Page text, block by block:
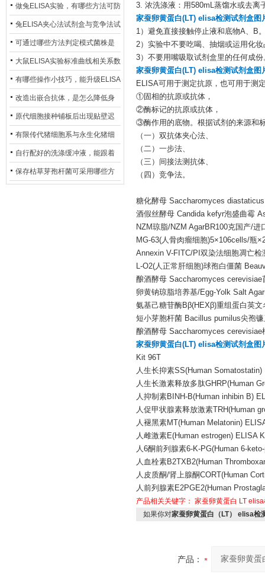
做兔ELISA实验，有哪些方法可防
止平台效应发生？
兔ELISA夹心法试剂盒与竞争法试
剂盒，适用检测场景存在哪些差
异？
可通过哪些方法判定模式菌株是
否存在杂菌污染？
大鼠ELISA实验标准曲线相关系数
偏低，可从哪些维度开展问题排
查？
有哪些操作小技巧，能升级ELISA
的LOD与LOQ性能？
改造出嵌合抗体，是怎么降低身
体生成抗鼠抗体（HAMA）的？
原代细胞接种铺板后出现贴壁迟
缓、悬浮细胞数量偏多的现象的
主要诱因
有限传代猪细胞系与永生化猪细
胞系，二者在增殖存活周期上有
什么区别？
自行配好的洗涤缓冲液，能跟着
试剂盒原装干粉放一处储存吗？
保存枯草芽孢杆菌可采用哪些方
3. 浓洗涤液：用580mL蒸馏水或去离
家蚕卵黄蛋白(LT) elisa检测试剂盒图
1）避免直接接触停止液和底物A、B
2）实验中不要吃喝、抽烟或运用化妆
3）不要用嘴吸取试剂盒里的任何成份
家蚕卵黄蛋白(LT) elisa检测试剂盒图
ELISA可用于测定抗原，也可用于测
①固相的抗原或抗体，
②酶标记的抗原或抗体，
③酶作用的底物。根据试剂的来源和
（一）双抗体夹心法、
（二）一步法、
（三）间接法测抗体、
（四）竞争法。
糖化酵母 Saccharomyces
酒假丝酵母 Candida kefyr泡盛曲霉
NZM琼脂/NZM AgarBR100克国产/进
MG-63(人骨肉瘤细胞)5×106cells/瓶
Annexin V-FITC/PI双染法细胞凋亡检
L-O2(人正常肝细胞)球孢白僵菌
酿酒酵母 Saccharomyces cerevisiae
卵黄钠琼脂培养基/Egg-Yolk Salt
氨基己糖苷酶Bβ(HEXβ)重组蛋白英
短小芽胞杆菌 Bacillus pumilus尖孢
酿酒酵母 Saccharomyces
家蚕卵黄蛋白(LT) elisa检测试剂盒图
Kit 96T
人生长抑素SS(Human
人生长激素释放多肽GHRP(Human
人抑制素BINH-B(Human inhibin B)
人促甲状腺素释放激素TRH(Human
人褪黑素MT(Human Melatonin)
人雌激素E(Human estrogen) ELISA
人6酮前列腺素6-K-PG(Human 6-
人血栓素B2TXB2(Human
人皮质酮/肾上腺酮CORT(Human
人前列腺素E2PGE2(Human
产品相关关键字： 家蚕卵黄蛋白 LT elisa
如果你对家蚕卵黄蛋白（LT） elisa检
产品：